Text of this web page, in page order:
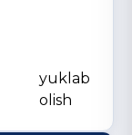
yuklab
olish